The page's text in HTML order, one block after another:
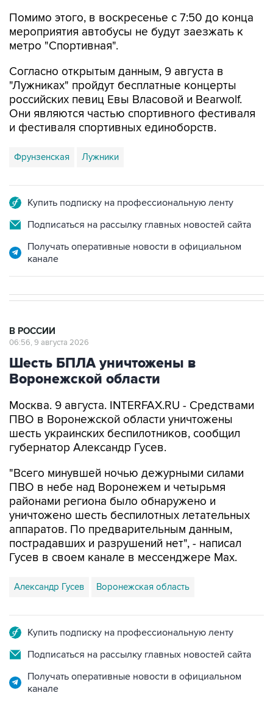
Помимо этого, в воскресенье с 7:50 до конца
мероприятия автобусы не будут заезжать к
метро "Спортивная".
Согласно открытым данным, 9 августа в
"Лужниках" пройдут бесплатные концерты
российских певиц Евы Власовой и Bearwolf.
Они являются частью спортивного фестиваля
и фестиваля спортивных единоборств.
Фрунзенская Лужники
Купить подписку на профессиональную ленту
Подписаться на рассылку главных новостей сайта
Получать оперативные новости в официальном
канале
В РОССИИ
06:56, 9 августа 2026
Шесть БПЛА уничтожены в
Воронежской области
Москва. 9 августа. INTERFAX.RU - Средствами
ПВО в Воронежской области уничтожены
шесть украинских беспилотников, сообщил
губернатор Александр Гусев.
"Всего минувшей ночью дежурными силами
ПВО в небе над Воронежем и четырьмя
районами региона было обнаружено и
уничтожено шесть беспилотных летательных
аппаратов. По предварительным данным,
пострадавших и разрушений нет", - написал
Гусев в своем канале в мессенджере Max.
Александр Гусев Воронежская область
Купить подписку на профессиональную ленту
Подписаться на рассылку главных новостей сайта
Получать оперативные новости в официальном
канале